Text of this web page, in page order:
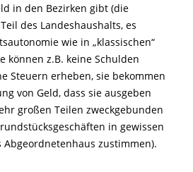
in den Bezirken gibt (die
des Landeshaushalts, es
wie in „klassischen“
können z.B. keine Schulden
Steuern erheben, sie bekommen
von Geld, dass sie ausgeben
großen Teilen zweckgebunden
in gewissen
zustimmen).